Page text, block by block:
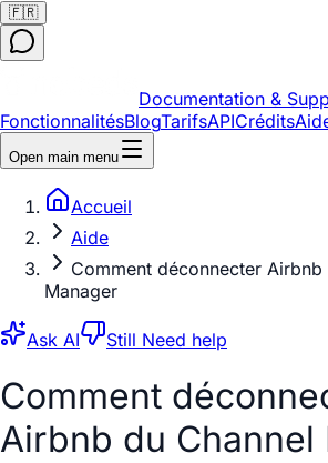
🇫🇷
Documentation &
FonctionnalitésBlogTarifsAPICrédits
Open main menu
Accueil
Aide
Comment déconnecter Airbnb
Manager
Ask AI Still Need help
Comment
Airbnb du Channel